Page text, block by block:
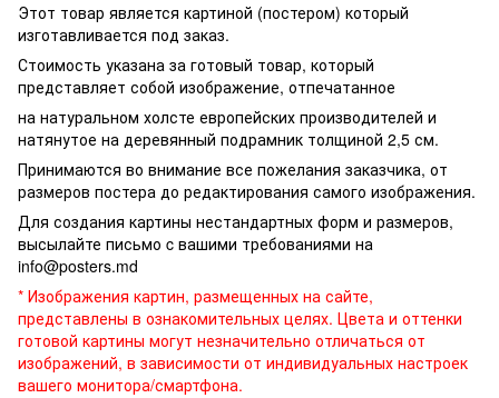
Этот товар является картиной (постером) который
изготавливается под заказ.
Стоимость указана за готовый товар, который
представляет собой изображение, отпечатанное
на натуральном холсте европейских производителей и
натянутое на деревянный подрамник толщиной 2,5 см.
Принимаются во внимание все пожелания заказчика, от
размеров постера до редактирования самого изображения.
Для создания картины нестандартных форм и размеров,
высылайте письмо c вашими требованиями на
info@posters.md
* Изображения картин, размещенных на сайте,
представлены в ознакомительных целях. Цвета и оттенки
готовой картины могут незначительно отличаться от
изображений, в зависимости от индивидуальных настроек
вашего монитора/смартфона.